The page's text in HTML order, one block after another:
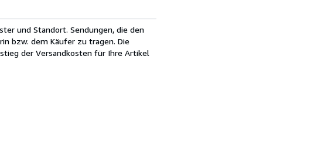
und Standort. Sendungen, die den
bzw. dem Käufer zu tragen. Die
der Versandkosten für Ihre Artikel